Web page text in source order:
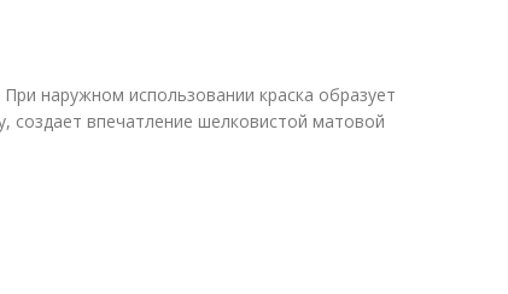
наружном использовании краска образует
создает впечатление шелковистой матовой